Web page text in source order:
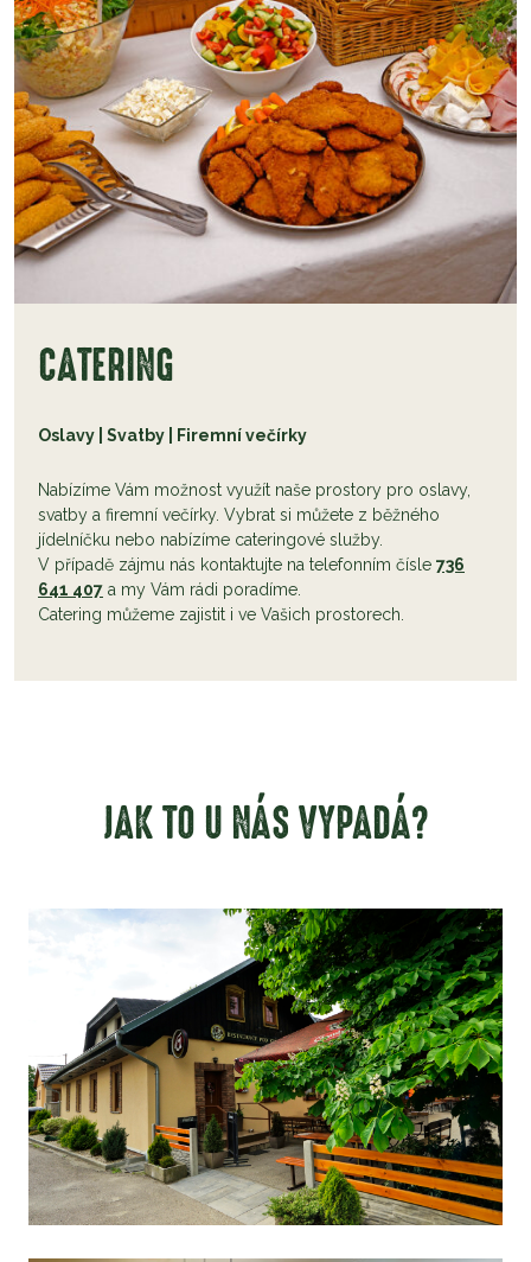
CATERING
Oslavy | Svatby | Firemní večírky
Nabízíme Vám možnost využít naše prostory pro oslavy,
svatby a firemní večírky. Vybrat si můžete z běžného
jídelníčku nebo nabízíme cateringové služby.
V případě zájmu nás kontaktujte na telefonním čísle 736
641 407 a my Vám rádi poradíme.
Catering můžeme zajistit i ve Vašich prostorech.
JAK TO U NÁS VYPADÁ?